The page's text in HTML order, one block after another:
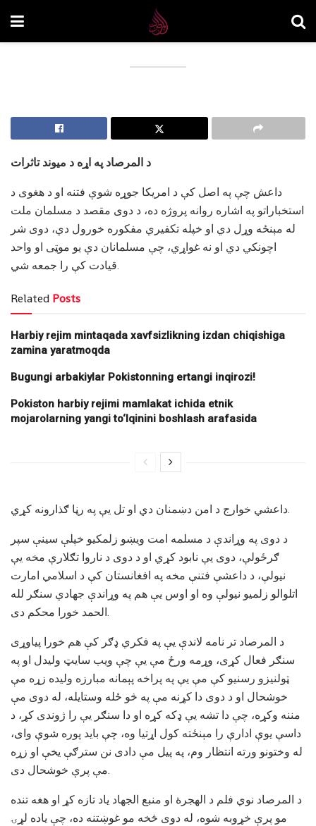
د المرصاد په اړه د میوند تاثرات
داعش چې په اصل کې د امریکا جوړه شوې فتنه او د هغوی د
استخباراتو په اشاره روانه پروژه ده، د دوی مقصد د مسلمان ملت
له مېنځه وړل دي او خپله تکفیري مفکوره خورول دي، دوی شر
اچونکي دي او نه غواړي، چې مسلمانان دې یو موټی او واحد
قیادت کې را جمعه شي.
Related Posts
Harbiy rejim mintaqada xavfsizlikning izdan chiqishiga
zamina yaratmoqda
Bugungi arbakiylar Pokistonning ertangi inqirozi!
Pokiston harbiy rejimi mamlakat ichida etnik
mojarolarning yangi to‘lqinini boshlash arafasida
داعشي خوارج د امن دښمنان دي او تل یې په رڼا ګذارونه کړي.
د دوی په وړاندې د مسلمه امت ویښو زلمکیو خپلې سینې سپر
ګرځولې، دوی یې نابود کړي او د دوی د ناروا تګلارې مخه یې
نیولې، د داعشې فتنې مخه په افغانستان کې د اسلامي امارت
اتلوالو زلمیو نیولې وه او اوس یې هم په وړاندې جهادي سنګر لله
الحمد خورا محکم دی.
د المرصاد تر نامه لاندې یې په فکري ډګر کې هم خورا پیاوړی
سنګر فعال کړی، وړمه ورځ مې یې چې ویب سایټ ولیدل او په
ټولنیزو رسنیو کې مې یې په پراخه پېمانه مبارزه ولیده زړه مې
خوشحال او د دوی دا کړنه مې په څو ځله وستایله، له دوی مې
مننه وکړه، چې دا تشه یې ډکه کړه او دا سنګر یې را ژوندی کړ، د
داسې یوې ادارې را مېنځته کول اړتیا وه، چې باید پوره شوې وای،
له وختونو ورته انتظار وم، په پیل مې دادی نن سترګې یخې او زړه
مې پرې خوشحال دی.
د المرصاد نوي فلم د الهجرة او منبع الجهاد یاد تازه کړ او هغه تنده
مو پرې خړوبه شوه، له دوی څخه مو غوښتنه ده، چې یاده لړۍ